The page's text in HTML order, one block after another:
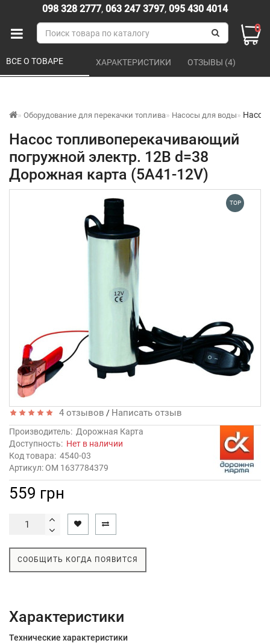
098 328 2777, 063 247 3797, 095 430 4014
0
Оборудование для перекачки топлива Насосы для воды Насос
Насос топливоперекачивающий
погружной электр. 12В d=38
Дорожная карта (5А41-12V)
ВСЕ О ТОВАРЕ ХАРАКТЕРИСТИКИ ОТЗЫВЫ (4)
TOP
4 отзывов / Написать отзыв
Производитель: Дорожная Карта
Доступность: Нет в наличии
Код товара: 4540-03
Артикул: OM 1637784379
559 грн
СООБЩИТЬ КОГДА ПОЯВИТСЯ
Характеристики
Технические характеристики